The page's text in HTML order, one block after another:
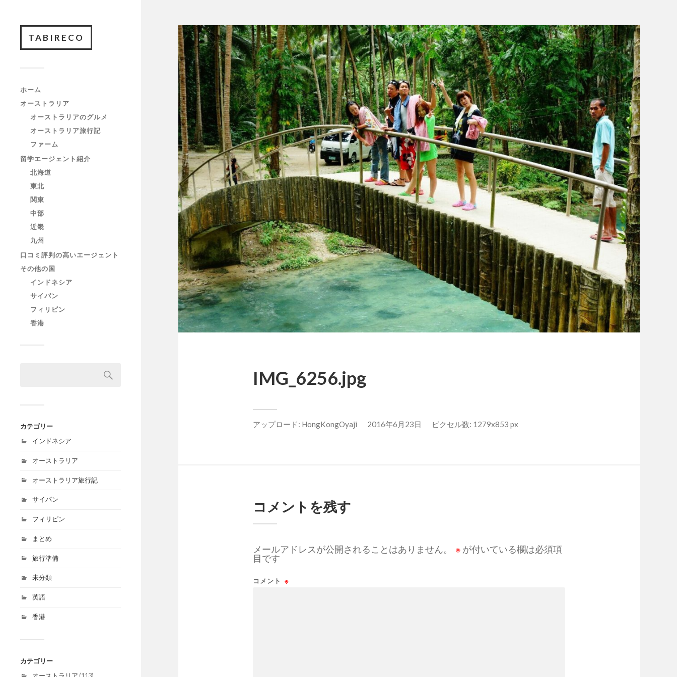
TABIRECO
ホーム
オーストラリア
オーストラリアのグルメ
オーストラリア旅行記
ファーム
留学エージェント紹介
北海道
東北
関東
中部
近畿
九州
口コミ評判の高いエージェント
その他の国
インドネシア
サイパン
フィリピン
香港
カテゴリー
インドネシア
オーストラリア
オーストラリア旅行記
サイパン
フィリピン
まとめ
旅行準備
未分類
英語
香港
カテゴリー
オーストラリア (113)
IMG_6256.jpg
アップロード: HongKongOyaji 2016年6月23日 ピクセル数: 1279x853 px
コメントを残す
メールアドレスが公開されることはありません。 ※ が付いている欄は必須項
目です
コメント ※